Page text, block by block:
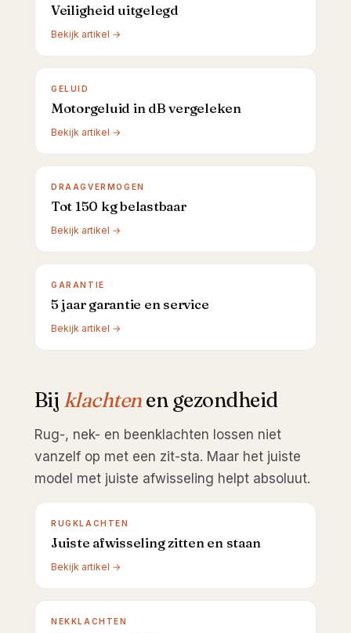
Veiligheid uitgelegd
Bekijk artikel →
GELUID
Motorgeluid in dB vergeleken
Bekijk artikel →
DRAAGVERMOGEN
Tot 150 kg belastbaar
Bekijk artikel →
GARANTIE
5 jaar garantie en service
Bekijk artikel →
Bij klachtenen gezondheid
Rug-, nek- en beenklachten lossen niet
vanzelf op met een zit-sta. Maar het juiste
model met juiste afwisseling helpt absoluut.
RUGKLACHTEN
Juiste afwisseling zitten en staan
Bekijk artikel →
NEKKLACHTEN